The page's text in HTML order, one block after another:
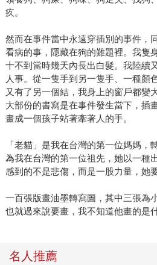
疚。
然而在事件當中永遠穿插別的事件，
看病的事，隱藏在狗的難題裡。我隻
十不到當時幾天內長出白髮。我陸續
人事。從一隻手到另一隻手、一種顏
又有了另一個結，我身上的窗戶都變大
大部份的書寫是在事件發生當下，插
畫成一個孩子站著牽著人的手。
「老貓」是我在台灣的第一位媽媽，
為我在台灣的第一位祖先，她以一種
感到的不是悲傷，而是一股力量，她
一百張版畫油墨轉寫圖，其中三張為
也就過來說要畫，我不知道他畫的是什
名人推薦